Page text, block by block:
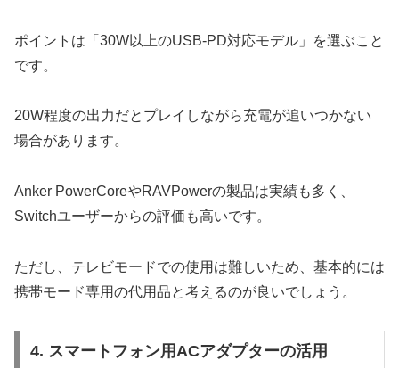
ポイントは「30W以上のUSB-PD対応モデル」を選ぶこと
です。
20W程度の出力だとプレイしながら充電が追いつかない
場合があります。
Anker PowerCoreやRAVPowerの製品は実績も多く、
Switchユーザーからの評価も高いです。
ただし、テレビモードでの使用は難しいため、基本的には
携帯モード専用の代用品と考えるのが良いでしょう。
4. スマートフォン用ACアダプターの活用